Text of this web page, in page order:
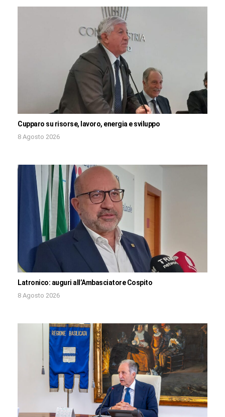
Cupparo su risorse, lavoro, energia e sviluppo
8 Agosto 2026
Latronico: auguri all’Ambasciatore Cospito
8 Agosto 2026